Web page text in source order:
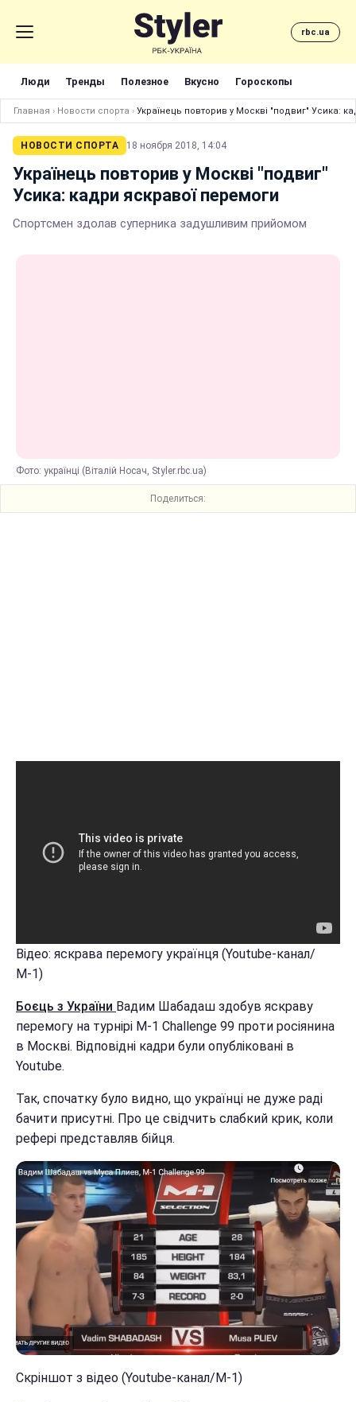
rbc.ua
Люди Тренды Полезное Вкусно Гороскопы
Главная › Новости спорта › Українець повторив у Москві "подвиг" Усика:
НОВОСТИ СПОРТА 18 ноября 2018, 14:04
Українець повторив у Москві "подвиг"
Усика: кадри яскравої перемоги
Спортсмен здолав суперника задушливим прийомом
Фото: українці (Віталій Носач, Styler.rbc.ua)
Поделиться:
Відео: яскрава перемогу українця (Youtube-канал/
М-1)
Боєць з України Вадим Шабадаш здобув яскраву
перемогу на турнірі М-1 Challenge 99 проти росіянина
в Москві. Відповідні кадри були опубліковані в
Youtube.
Так, спочатку було видно, що українці не дуже раді
бачити присутні. Про це свідчить слабкий крик, коли
рефері представляв бійця.
Скріншот з відео (Youtube-канал/М-1)